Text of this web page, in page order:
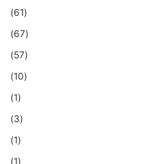
(61)
(67)
(57)
(10)
(1)
(3)
(1)
(1)